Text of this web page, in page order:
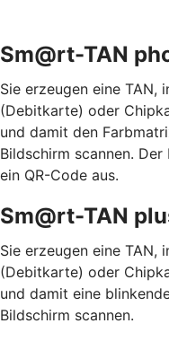
Sm@rt-TAN
Sie erzeugen eine TAN,
(Debitkarte) oder
und damit den
Bildschirm scannen.
ein QR-Code aus.
Sm@rt-TAN
Sie erzeugen eine TAN,
(Debitkarte) oder
und damit eine
Bildschirm scannen.